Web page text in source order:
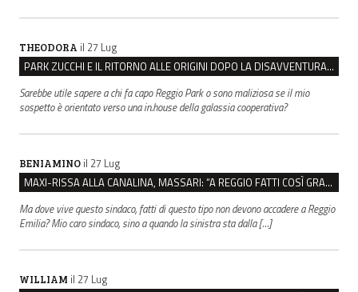
THEODORA il 27 Lug
PARK ZUCCHI E IL RITORNO ALLE ORIGINI DOPO LA DISAVVENTURA CON REGGIO EMILIA PARCHEGGI
Sarebbe utile sapere a chi fa capo Reggio Park o sono maliziosa se il mio
sospetto è orientato verso una in.house della galassia cooperativa?
BENIAMINO il 27 Lug
MAXI-RISSA ALLA CANALINA, MASSARI: “A REGGIO FATTI COSÌ GRAVI NON DEVONO TROVARE SPAZIO”
Ma dove vive questo sindaco, fatti di questo tipo non devono accadere a Reggio
Emilia? Mio caro sindaco, sino a quando la sinistra sta dalla […]
WILLIAM il 27 Lug